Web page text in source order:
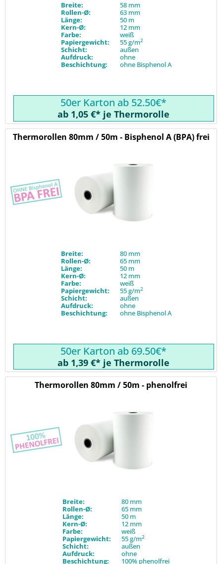
Breite:
58 mm
Rollen-Ø:
63 mm
Länge:
50 m
Kern-Ø:
12 mm
Farbe:
weiß
Papiergewicht:
55 g/m2
Schicht:
außen
Aufdruck:
ohne
Beschichtung:
ohne Bisphenol A
50er Karton ab 52.50€*
ab 1,05 €* je Thermorolle
Thermorollen 80mm / 50m - Bisphenol A (BPA) frei
Breite:
80 mm
Rollen-Ø:
65 mm
Länge:
50 m
Kern-Ø:
12 mm
Farbe:
weiß
Papiergewicht:
55 g/m2
Schicht:
außen
Aufdruck:
ohne
Beschichtung:
ohne Bisphenol A
50er Karton ab 69.50€*
ab 1,39 €* je Thermorolle
Thermorollen 80mm / 50m - phenolfrei
Breite:
80 mm
Rollen-Ø:
65 mm
Länge:
50 m
Kern-Ø:
12 mm
Farbe:
weiß
Papiergewicht:
55 g/m2
Schicht:
außen
Aufdruck:
ohne
Beschichtung:
100% phenolfrei